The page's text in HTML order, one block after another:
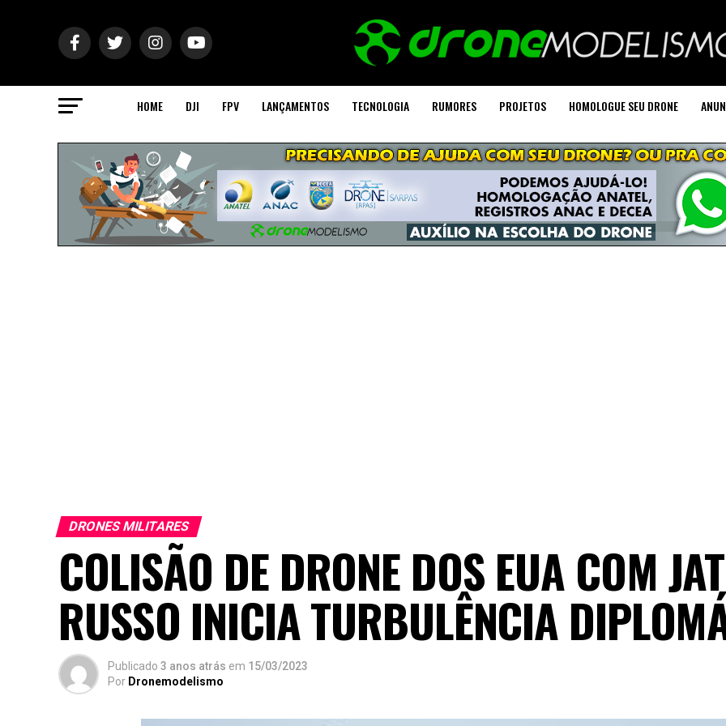
HOME DJI FPV LANÇAMENTOS TECNOLOGIA RUMORES PROJETOS HOMOLOGUE SEU DRONE
DRONES MILITARES
COLISÃO DE DRONE DOS EUA COM
RUSSO INICIA TURBULÊNCIA
Publicado 3 anos atrás em 15/03/2023
Por Dronemodelismo